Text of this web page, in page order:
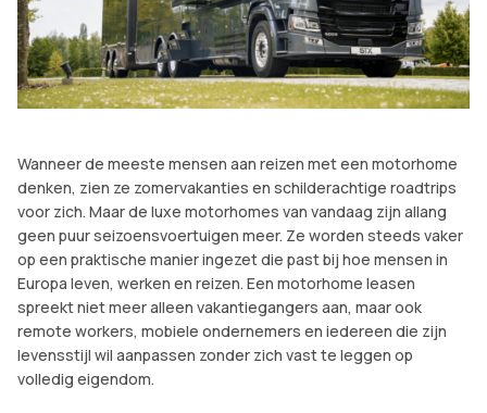
Wanneer de meeste mensen aan reizen met een motorhome
denken, zien ze zomervakanties en schilderachtige roadtrips
voor zich. Maar de luxe motorhomes van vandaag zijn allang
geen puur seizoensvoertuigen meer. Ze worden steeds vaker
op een praktische manier ingezet die past bij hoe mensen in
Europa leven, werken en reizen. Een motorhome leasen
spreekt niet meer alleen vakantiegangers aan, maar ook
remote workers, mobiele ondernemers en iedereen die zijn
levensstijl wil aanpassen zonder zich vast te leggen op
volledig eigendom.